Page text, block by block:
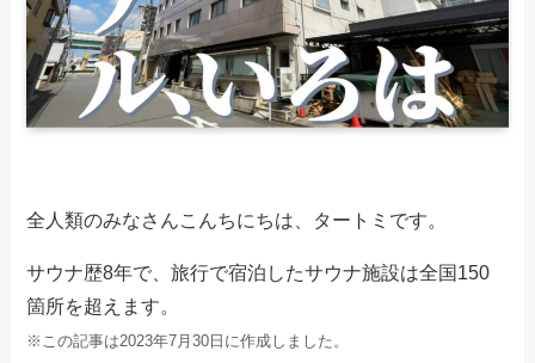
全人類のみなさんこんちにちは、タートミです。
サウナ歴8年で、旅行で宿泊したサウナ施設は全国150
箇所を超えます。
※この記事は2023年7月30日に作成しました。